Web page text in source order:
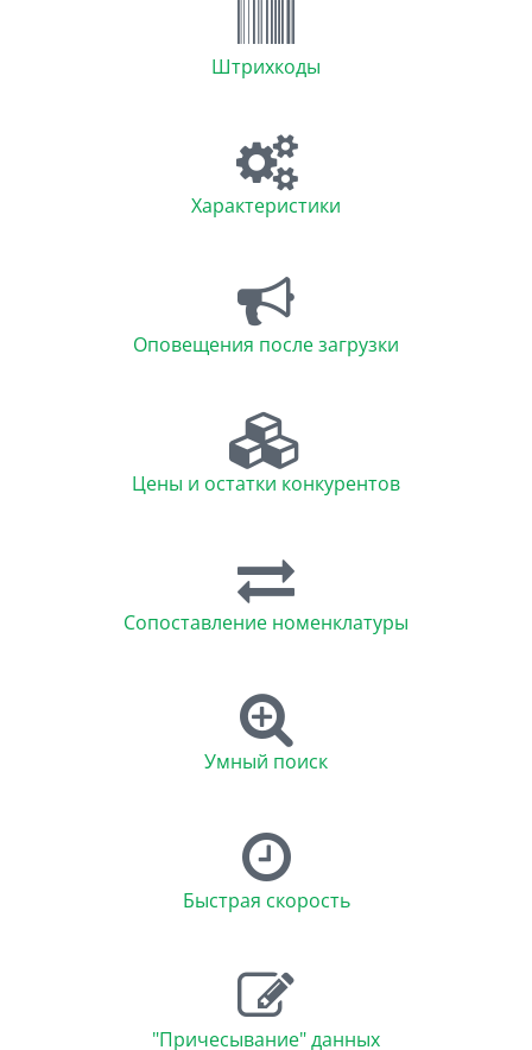
Штрихкоды
Характеристики
Оповещения после загрузки
Цены и остатки конкурентов
Сопоставление номенклатуры
Умный поиск
Быстрая скорость
"Причесывание" данных